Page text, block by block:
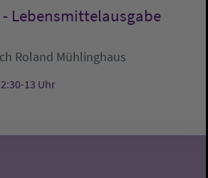
- Lebensmittelausgabe
Roland Mühlinghaus
13 Uhr